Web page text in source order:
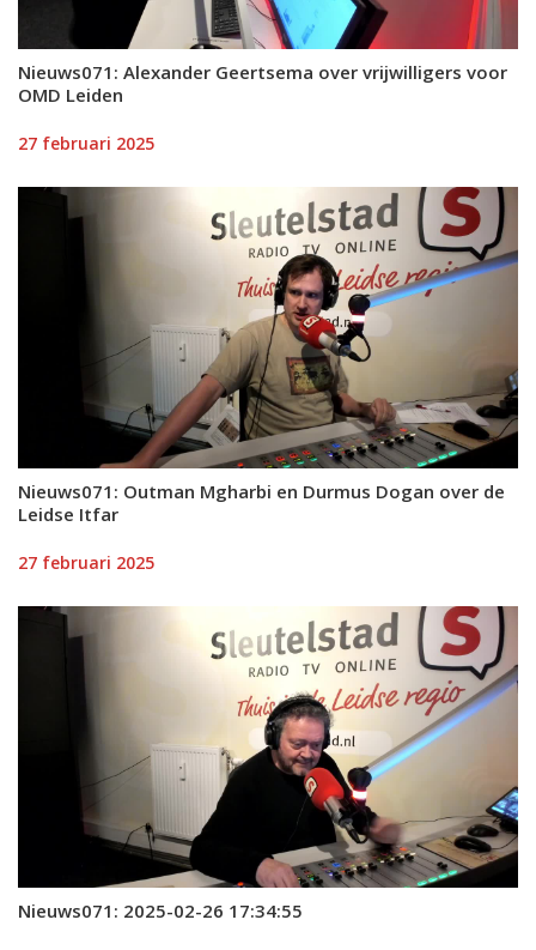
Nieuws071: Alexander Geertsema over vrijwilligers voor
OMD Leiden
27 februari 2025
Nieuws071: Outman Mgharbi en Durmus Dogan over de
Leidse Itfar
27 februari 2025
Nieuws071: 2025-02-26 17:34:55